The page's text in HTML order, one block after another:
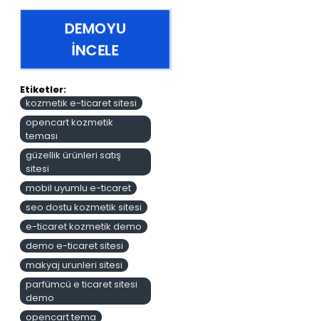
DEMOYU
İNCELE
Etiketler:
kozmetik e-ticaret sitesi
opencart kozmetik
teması
güzellik ürünleri satış
sitesi
mobil uyumlu e-ticaret
seo dostu kozmetik sitesi
e-ticaret kozmetik demo
demo e-ticaret sitesi
makyaj urunleri sitesi
parfümcü e ticaret sitesi
demo
opencart tema